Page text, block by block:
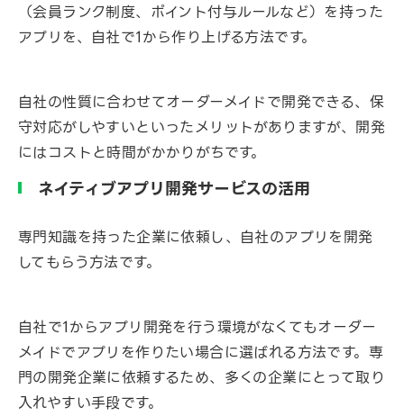
（会員ランク制度、ポイント付与ルールなど）を持った
アプリを、自社で1から作り上げる方法です。
自社の性質に合わせてオーダーメイドで開発できる、保
守対応がしやすいといったメリットがありますが、開発
にはコストと時間がかかりがちです。
ネイティブアプリ開発サービスの活用
専門知識を持った企業に依頼し、自社のアプリを開発
してもらう方法です。
自社で1からアプリ開発を行う環境がなくてもオーダー
メイドでアプリを作りたい場合に選ばれる方法です。専
門の開発企業に依頼するため、多くの企業にとって取り
入れやすい手段です。